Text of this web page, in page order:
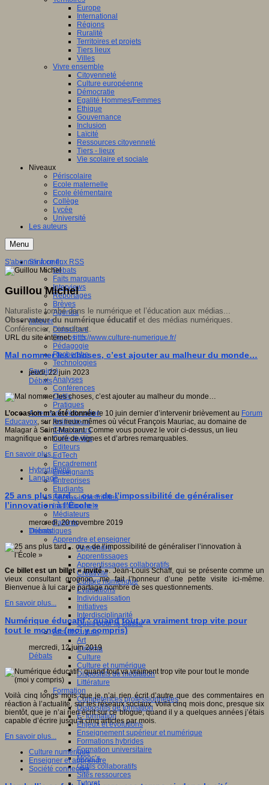
Europe
International
Régions
Ruralité
Territoires et projets
Tiers lieux
Villes
Vivre ensemble
Citoyenneté
Culture européenne
Démocratie
Egalité Hommes/Femmes
Ethique
Gouvernance
Inclusion
Laïcité
Ressources citoyenneté
Tiers - lieux
Vie scolaire et sociale
Niveaux
Périscolaire
Ecole maternelle
Ecole élémentaire
Collège
Lycée
Université
Les auteurs
Menu
S'informer
Débats
Faits marquants
Interviews
Reportages
Brèves
Agenda
Innover
Didactique
Dispositifs
Pédagogie
Recherche
Technologies
Savoir(s)
Analyses
Conférences
Outils
Pratiques
Acteurs de l'éducation
Animateurs
Chercheurs
Collectivités
Editeurs
EdTech
Encadrement
Enseignants
Entreprises
Etudiants
Filières industrielles
Institutionnels
Médiateurs
Parents
Thématiques
Apprendre et enseigner
Apprendre
Apprentissages
Apprentissages collaboratifs
Créativité
Culture numérique
Evaluations
Individualisation
Initiatives
Interdisciplinarité
Outils pour la classe
Arts et Culture
Art
Cinéma
Culture
Culture et numérique
Dispositifs de médiation
Littérature
Formation
Compétences professionnelles
Dispositifs de formation
E- formation
Enjeux et évolutions
Enseignement supérieur et numérique
Formations hybrides
Formation universitaire
Mooc’s
Outils collaboratifs
Sites ressources
Tutorat
S'abonner à ce flux RSS
Guillou Michel
Naturaliste tombé dans le numérique et l’éducation aux médias...
Observateur du numérique éducatifet des médias numériques.
Conférencier, consultant.
URL du site internet:http://www.culture-numerique.fr/
Mal nommer les choses, c’est ajouter au malheur du monde…
jeudi, 22 juin 2023
Débats
L’occasion m’a été donnéele 10 juin dernier d’intervenir brièvement au Forum
Educavox, sur les lieux-mêmes où vécut François Mauriac, au domaine de
Malagar à Saint-Maixant. Comme vous pouvez le voir ci-dessus, un lieu
magnifique entouré de vignes et d’arbres remarquables.
En savoir plus...
Hybridations
Langage
25 ans plus tard… ou « de l’impossibilité de généraliser
l’innovation à l’École »
mercredi, 20 novembre 2019
Débats
Ce billet est un billet « invité ». Jean-Louis Schaff, qui se présente comme un
vieux consultant grognon, me fait l’honneur d’une petite visite ici-même.
Bienvenue à lui car je partage nombre de ses questionnements.
En savoir plus...
Numérique éducatif : quand tout va vraiment trop vite pour
tout le monde (moi y compris)
mercredi, 12 juin 2019
Débats
Voilà cinq longs mois que je n’ai rien écrit d’autre que des commentaires en
réaction à l’actualité, sur les réseaux sociaux. Voilà cinq mois donc, presque six
bientôt, que je n’ai rien écrit sur ce blogue, quand il y a quelques années j’étais
capable d’écrire jusqu’à cinq articles par mois.
En savoir plus...
Culture numérique
Enseigner et apprendre
Société connectée